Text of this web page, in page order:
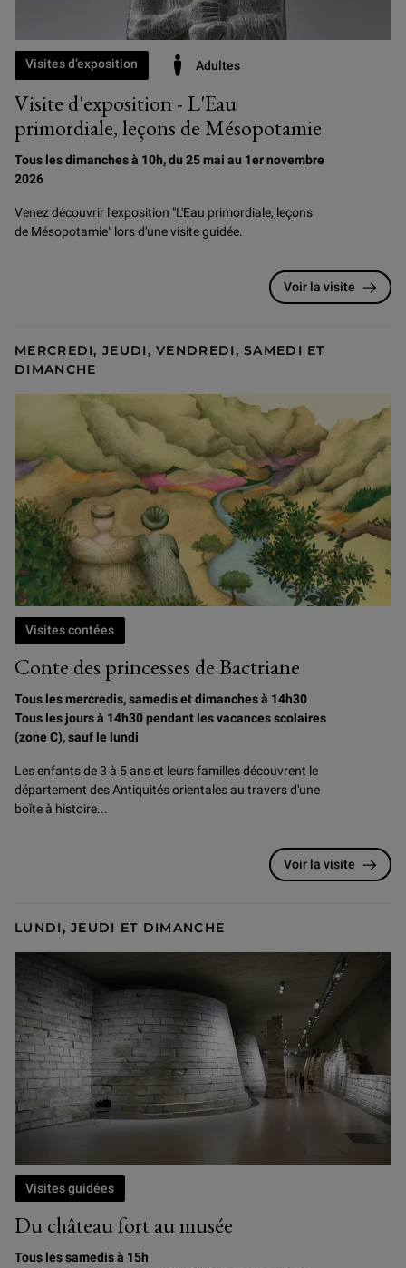
Visite d'exposition - L'Eau
primordiale, leçons de Mésopotamie
Visites d’exposition Adultes
Tous les dimanches à 10h, du 25 mai au 1er novembre
2026
Venez découvrir l'exposition "L'Eau primordiale, leçons
de Mésopotamie" lors d'une visite guidée.
Voir la visite
MERCREDI, JEUDI, VENDREDI, SAMEDI ET
DIMANCHE
Conte des princesses de Bactriane
Visites contées
Tous les mercredis, samedis et dimanches à 14h30
Tous les jours à 14h30 pendant les vacances scolaires
(zone C), sauf le lundi
Les enfants de 3 à 5 ans et leurs familles découvrent le
département des Antiquités orientales au travers d'une
boîte à histoire...
Voir la visite
LUNDI, JEUDI ET DIMANCHE
Du château fort au musée
Visites guidées
Tous les samedis à 15h